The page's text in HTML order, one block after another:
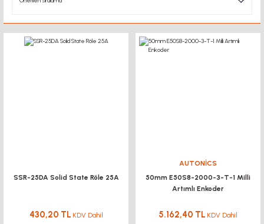
SSR-25DA Solid State Röle 25A
430,20 TL KDV Dahil
AUTONİCS
50mm E50S8-2000-3-T-1 Milli
Artımlı Enkoder
5.162,40 TL KDV Dahil